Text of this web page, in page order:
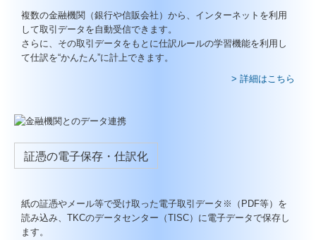
複数の金融機関（銀行や信販会社）から、インターネットを利用
して取引データを自動受信できます。
さらに、その取引データをもとに仕訳ルールの学習機能を利用し
て仕訳を“かんたん”に計上できます。
> 詳細はこちら
証憑の電子保存・仕訳化
紙の証憑やメール等で受け取った電子取引データ※（PDF等）を
読み込み、TKCのデータセンター（TISC）に電子データで保存し
ます。